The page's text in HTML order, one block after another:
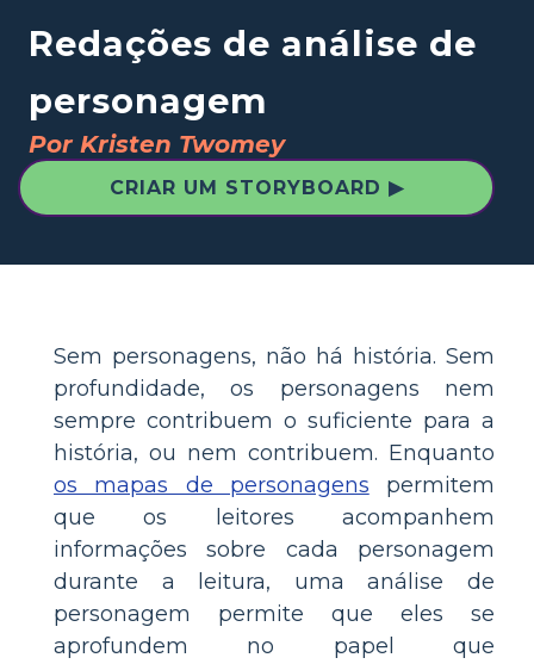
Redações de análise de
personagem
Por Kristen Twomey
CRIAR UM STORYBOARD ▶
Sem personagens, não há história. Sem
profundidade, os personagens nem
sempre contribuem o suficiente para a
história, ou nem contribuem. Enquanto
os mapas de personagens permitem
que os leitores acompanhem
informações sobre cada personagem
durante a leitura, uma análise de
personagem permite que eles se
aprofundem no papel que